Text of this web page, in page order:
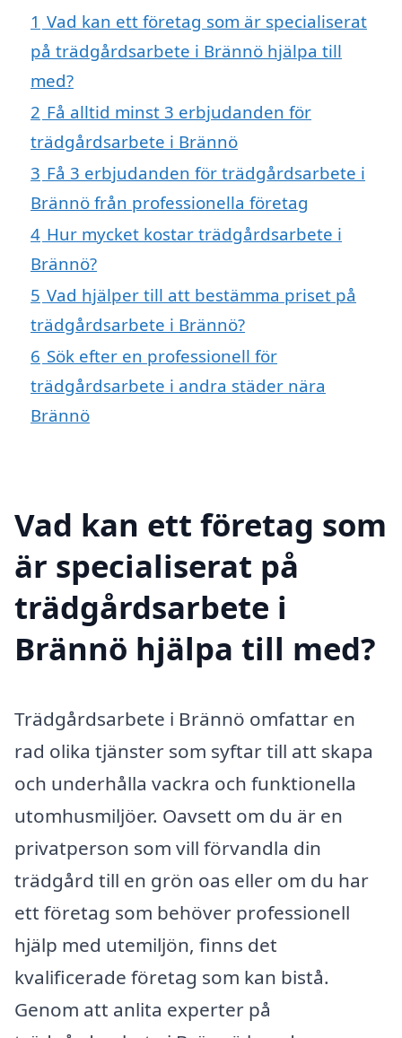
1 Vad kan ett företag som är specialiserat
på trädgårdsarbete i Brännö hjälpa till
med?
2 Få alltid minst 3 erbjudanden för
trädgårdsarbete i Brännö
3 Få 3 erbjudanden för trädgårdsarbete i
Brännö från professionella företag
4 Hur mycket kostar trädgårdsarbete i
Brännö?
5 Vad hjälper till att bestämma priset på
trädgårdsarbete i Brännö?
6 Sök efter en professionell för
trädgårdsarbete i andra städer nära
Brännö
Vad kan ett företag som
är specialiserat på
trädgårdsarbete i
Brännö hjälpa till med?
Trädgårdsarbete i Brännö omfattar en
rad olika tjänster som syftar till att skapa
och underhålla vackra och funktionella
utomhusmiljöer. Oavsett om du är en
privatperson som vill förvandla din
trädgård till en grön oas eller om du har
ett företag som behöver professionell
hjälp med utemiljön, finns det
kvalificerade företag som kan bistå.
Genom att anlita experter på